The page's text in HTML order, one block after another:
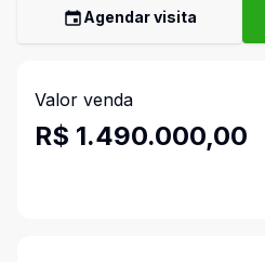
Agendar visita
Valor venda
R$ 1.490.000,00